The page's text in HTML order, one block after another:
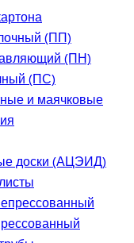
(ПП)
(ПН)
(ПС)
и маячковые
доски (АЦЭИД)